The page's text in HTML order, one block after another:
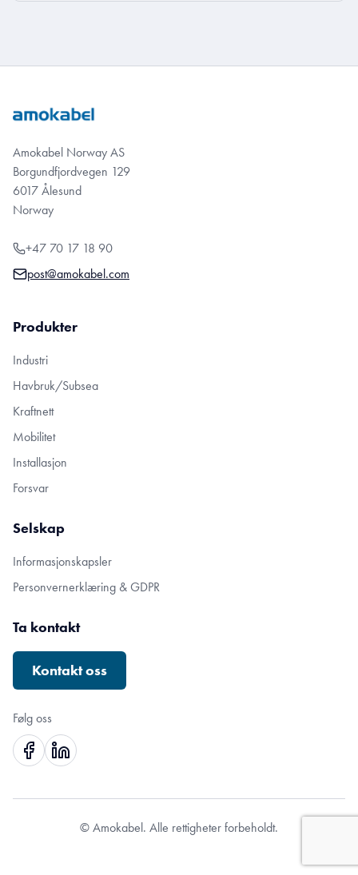
Amokabel Norway AS
Borgundfjordvegen 129
6017 Ålesund
Norway
+47 70 17 18 90
post@amokabel.com
Produkter
Industri
Havbruk/Subsea
Kraftnett
Mobilitet
Installasjon
Forsvar
Selskap
Informasjonskapsler
Personvernerklæring & GDPR
Ta kontakt
Kontakt oss
Følg oss
© Amokabel. Alle rettigheter forbeholdt.